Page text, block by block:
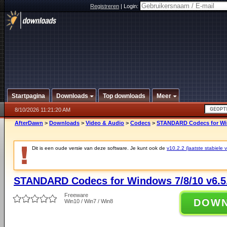
Registreren|Login:
Startpagina Downloads Top downloads Meer
8/10/2026 11:21:20 AM
AfterDawn > Downloads > Video & Audio > Codecs > STANDARD Codecs for
Dit is een oude versie van deze software. Je kunt ook de v10.2.2 (laatste stabiele
STANDARD Codecs for Windows 7/8/10
Freeware
Win10 / Win7 / Win8